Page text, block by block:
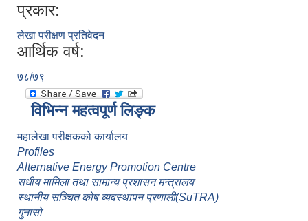
प्रकार:
लेखा परीक्षण प्रतिवेदन
आर्थिक वर्ष:
७८/७९
विभिन्न महत्वपूर्ण लिङ्क
महालेखा परीक्षकको कार्यालय
Profiles
Alternative Energy Promotion Centre
सधीय मामिला तथा सामान्य प्रशासन मन्त्रालय
स्थानीय सञ्चित कोष व्यवस्थापन प्रणाली(SuTRA)
गुनासो